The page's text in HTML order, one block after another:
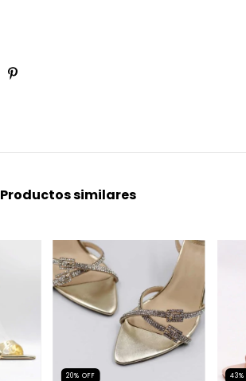
Productos similares
20% OFF 43%